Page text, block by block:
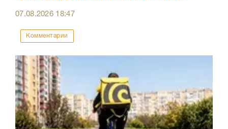
07.08.2026 18:47
Комментарии